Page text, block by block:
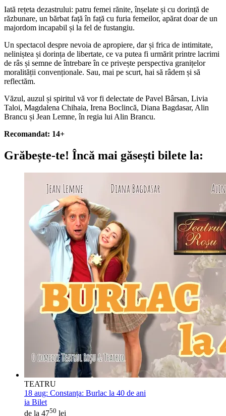
Iată rețeta dezastrului: patru femei rănite, înșelate și cu dorință de
răzbunare, un bărbat față în față cu furia femeilor, apărat doar de un
majordom incapabil și la fel de fustangiu.
Un spectacol despre nevoia de apropiere, dar și frica de intimitate,
neliniștea și dorința de libertate, ce va putea fi urmărit printre lacrimi
de râs și semne de întrebare în ce privește perspectiva granițelor
moralității convenționale. Sau, mai pe scurt, hai să râdem și să
reflectăm.
Văzul, auzul și spiritul vă vor fi delectate de Pavel Bârsan, Livia
Taloi, Magdalena Chihaia, Irena Boclincă, Diana Bagdasar, Alin
Brancu și Jean Lemne, în regia lui Alin Brancu.
Recomandat: 14+
Grăbește-te! Încă mai găsești bilete la:
TEATRU
18 aug: Constanța: Burlac la 40 de ani
ia Bilet
de la 4750 lei